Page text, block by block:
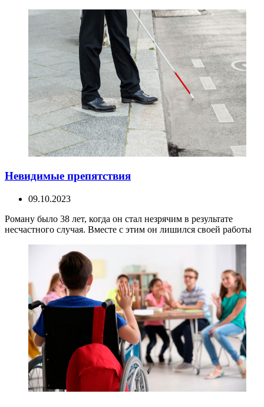
Невидимые препятствия
09.10.2023
Роману было 38 лет, когда он стал незрячим в результате
несчастного случая. Вместе с этим он лишился своей работы